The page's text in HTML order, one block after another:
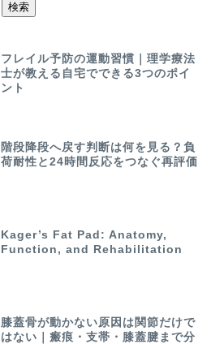
検索
フレイル予防の運動習慣｜理学療法
士が教える自宅でできる3つのポイ
ント
階段降段へ戻す判断は何を見る？負
荷耐性と24時間反応をつなぐ再評価
Kager’s Fat Pad: Anatomy,
Function, and Rehabilitation
膝蓋骨が動かない原因は関節だけで
はない｜瘢痕・支帯・膝蓋腱まで分